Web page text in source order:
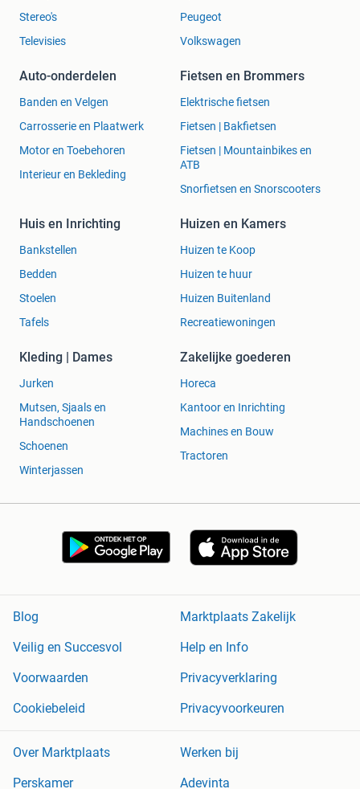
Stereo's
Televisies
Peugeot
Volkswagen
Auto-onderdelen
Banden en Velgen
Carrosserie en Plaatwerk
Motor en Toebehoren
Interieur en Bekleding
Fietsen en Brommers
Elektrische fietsen
Fietsen | Bakfietsen
Fietsen | Mountainbikes en
ATB
Snorfietsen en Snorscooters
Huis en Inrichting
Bankstellen
Bedden
Stoelen
Tafels
Huizen en Kamers
Huizen te Koop
Huizen te huur
Huizen Buitenland
Recreatiewoningen
Kleding | Dames
Jurken
Mutsen, Sjaals en
Handschoenen
Schoenen
Winterjassen
Zakelijke goederen
Horeca
Kantoor en Inrichting
Machines en Bouw
Tractoren
Blog
Marktplaats Zakelijk
Veilig en Succesvol
Help en Info
Voorwaarden
Privacyverklaring
Cookiebeleid
Privacyvoorkeuren
Over Marktplaats
Werken bij
Perskamer
Adevinta